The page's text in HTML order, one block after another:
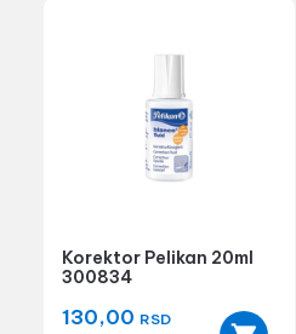
Korektor Pelikan 20ml
300834
130,00 RSD